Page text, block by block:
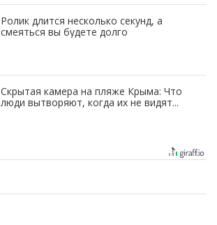
Ролик длится несколько секунд, а
смеяться вы будете долго
Скрытая камера на пляже Крыма: Что
люди вытворяют, когда их не видят...